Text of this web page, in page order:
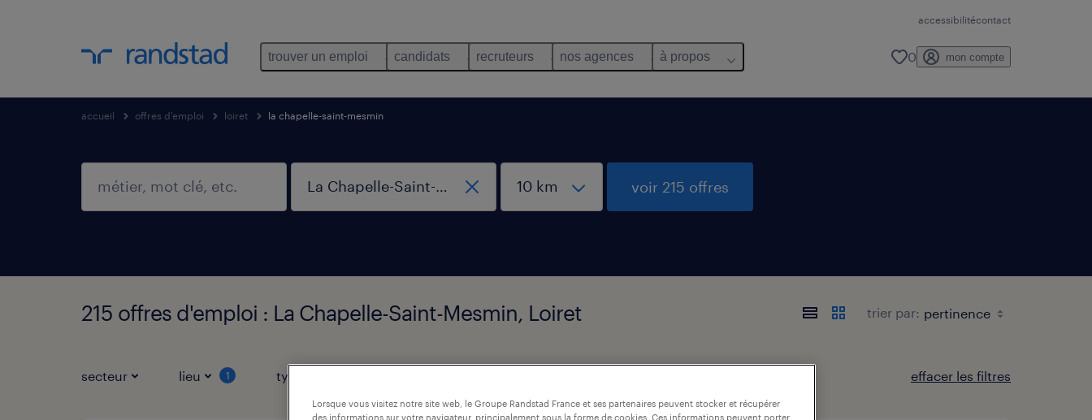
accessibilitécontact
trouver un emploi candidats recruteurs nos agences à propos 0 mon compte
accueil offres d'emploi loiret la chapelle-saint-mesmin
voir 215 offres
215 offres d'emploi : La Chapelle-Saint-Mesmin, Loiret trier par:
secteur lieu 1 type de contrat effacer les filtres
Lorsque vous visitez notre site web, le Groupe Randstad France et ses partenaires peuvent stocker et récupérer
des informations sur votre navigateur, principalement sous la forme de cookies. Ces informations peuvent porter